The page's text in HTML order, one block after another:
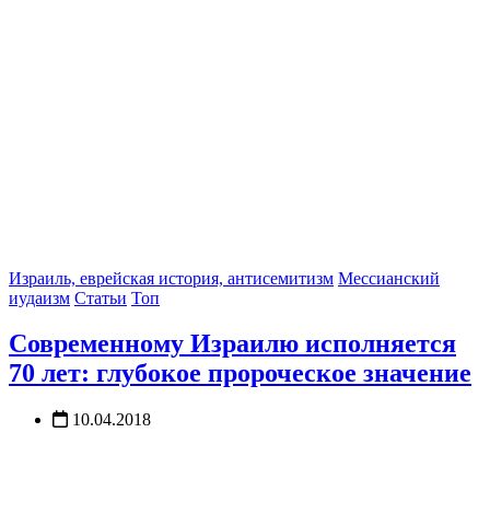
Израиль, еврейская история, антисемитизм Мессианский
иудаизм Статьи Топ
Современному Израилю исполняется
70 лет: глубокое пророческое значение
10.04.2018